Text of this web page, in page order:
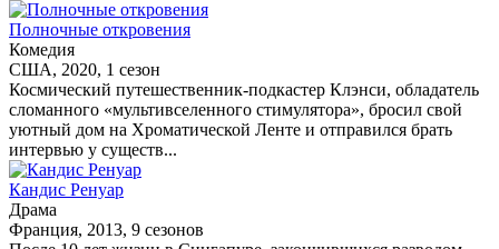
Полночные откровения
Комедия
США, 2020, 1 сезон
Космический путешественник-подкастер Клэнси, обладатель
сломанного «мультивселенного стимулятора», бросил свой
уютный дом на Хроматической Ленте и отправился брать
интервью у существ...
Кандис Ренуар
Драма
Франция, 2013, 9 сезонов